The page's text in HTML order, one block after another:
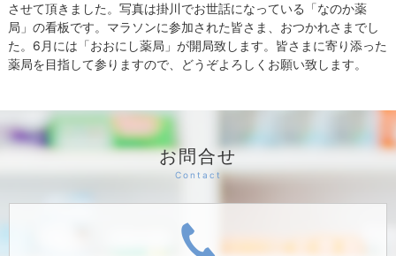
させて頂きました。写真は掛川でお世話になっている「なのか薬
局」の看板です。マラソンに参加された皆さま、おつかれさまでし
た。6月には「おおにし薬局」が開局致します。皆さまに寄り添った
薬局を目指して参りますので、どうぞよろしくお願い致します。
お問合せ